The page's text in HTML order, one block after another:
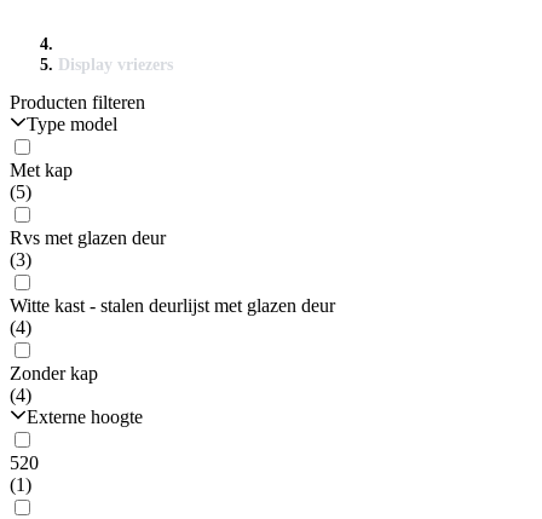
Display vriezers
Producten filteren
Type model
Met kap
(5)
Rvs met glazen deur
(3)
Witte kast - stalen deurlijst met glazen deur
(4)
Zonder kap
(4)
Externe hoogte
520
(1)